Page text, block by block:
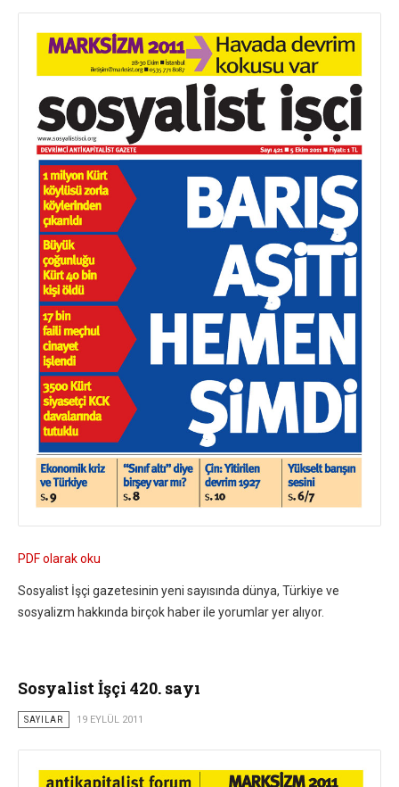
PDF olarak oku
Sosyalist İşçi gazetesinin yeni sayısında dünya, Türkiye ve
sosyalizm hakkında birçok haber ile yorumlar yer alıyor.
Sosyalist İşçi 420. sayı
SAYILAR 19 EYLÜL 2011